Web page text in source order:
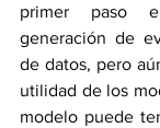
primer paso
generación de
de datos, pero
utilidad de los
modelo puede